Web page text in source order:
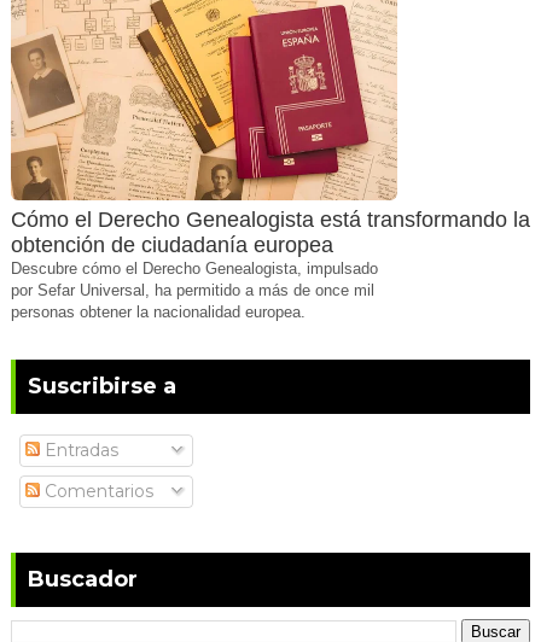
Cómo el Derecho Genealogista está transformando la
obtención de ciudadanía europea
Descubre cómo el Derecho Genealogista, impulsado
por Sefar Universal, ha permitido a más de once mil
personas obtener la nacionalidad europea.
Suscribirse a
Entradas
Comentarios
Buscador